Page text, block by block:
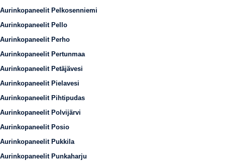
Aurinkopaneelit Pelkosenniemi
Aurinkopaneelit Pello
Aurinkopaneelit Perho
Aurinkopaneelit Pertunmaa
Aurinkopaneelit Petäjävesi
Aurinkopaneelit Pielavesi
Aurinkopaneelit Pihtipudas
Aurinkopaneelit Polvijärvi
Aurinkopaneelit Posio
Aurinkopaneelit Pukkila
Aurinkopaneelit Punkaharju